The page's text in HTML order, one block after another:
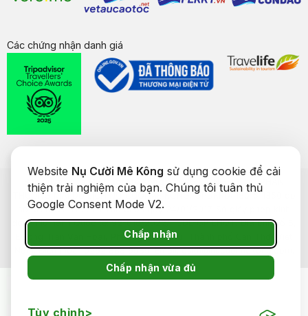
Website Nụ Cười Mê Kông sử dụng cookie để cải
thiện trải nghiệm của bạn. Chúng tôi tuân thủ
Google Consent Mode V2.
Chấp nhận
Chấp nhận vừa đủ
Tùy chỉnh
Các chứng nhận danh giá
Bản quyền của Nụ Cười Mê Kông
® 2026. CÔNG TY CỔ PHẦN
THƯƠNG MẠI DU LỊCH NỤ CƯỜI MÊ KÔNG. GPDKKD: 1801511350 do
sở KH & ĐT TP. Cần Thơ cấp ngày 24/01/2017. Số giấy phép kinh
doanh lữ hành Quốc tế: 92-018/2022/TCDL-GP LHQT. Địa chỉ: Số 5,
Đường Trần Văn Hoài, Phường Ninh Kiều, Thành phố Cần Thơ, Việt
Nam. Điện thoại: 0292 888 9989. Email: cskh@nucuoimekong.com.